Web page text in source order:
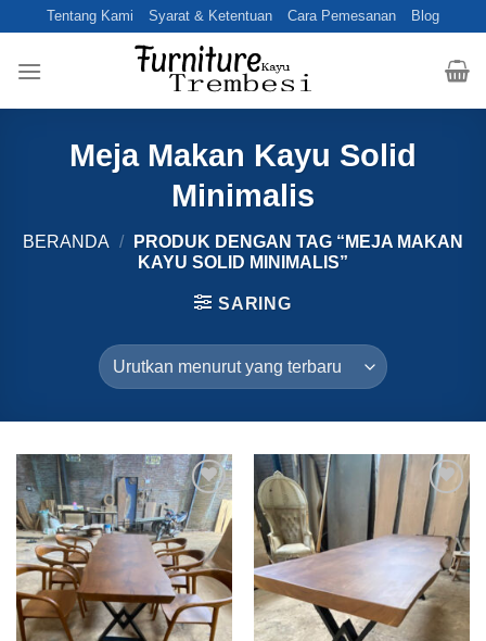
content
Tentang Kami Syarat & Ketentuan Cara Pemesanan Blog
Meja Makan Kayu Solid
Minimalis
BERANDA /
PRODUK DENGAN TAG “MEJA MAKAN
KAYU SOLID MINIMALIS”
SARING